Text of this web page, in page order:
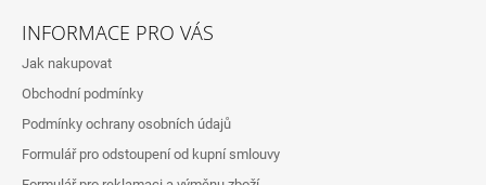
INFORMACE PRO VÁS
Jak nakupovat
Obchodní podmínky
Podmínky ochrany osobních údajů
Formulář pro odstoupení od kupní smlouvy